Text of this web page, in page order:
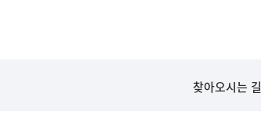
찾아오시는 길